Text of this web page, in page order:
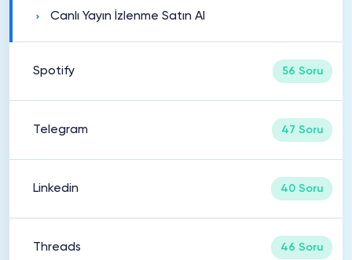
Canlı Yayın İzlenme Satın Al
Spotify 56 Soru
Telegram 47 Soru
Linkedin 40 Soru
Threads 46 Soru